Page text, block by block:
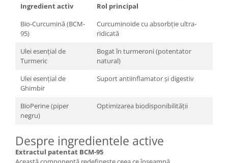
Ingredient activ
Rol principal
Bio-Curcumină (BCM-
95)
Curcuminoide cu absorbție ultra-
ridicată
Ulei esențial de
Turmeric
Bogat în turmeroni (potentator
natural)
Ulei esențial de
Ghimbir
Suport antiinflamator și digestiv
BioPerine (piper
negru)
Optimizarea biodisponibilității
Despre ingredientele active
Extractul patentat BCM-95